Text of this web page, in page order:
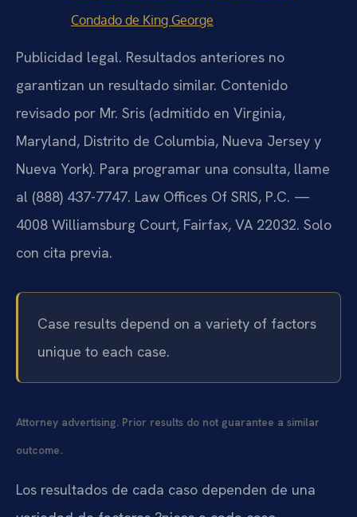
Condado de King George
Publicidad legal. Resultados anteriores no
garantizan un resultado similar. Contenido
revisado por Mr. Sris (admitido en Virginia,
Maryland, Distrito de Columbia, Nueva Jersey y
Nueva York). Para programar una consulta, llame
al (888) 437-7747. Law Offices Of SRIS, P.C. —
4008 Williamsburg Court, Fairfax, VA 22032. Solo
con cita previa.
Case results depend on a variety of factors
unique to each case.
Attorney advertising. Prior results do not guarantee a similar
outcome.
Los resultados de cada caso dependen de una